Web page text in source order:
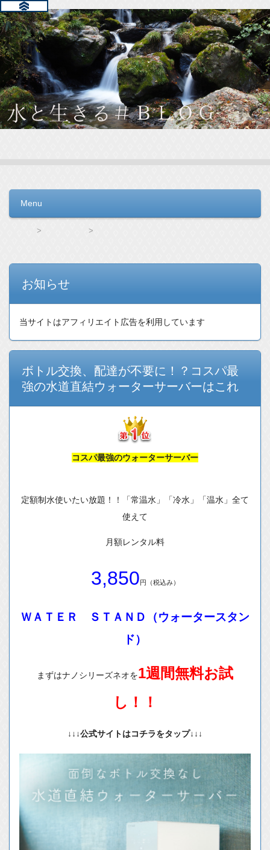
Menu
コンテンツへ移動
お知らせ
当サイトはアフィリエイト広告を利用しています
ボトル交換、配達が不要に！？コスパ最
強の水道直結ウォーターサーバーはこれ
コスパ最強のウォーターサーバー
定額制水使いたい放題！！「常温水」「冷水」「温水」全て
使えて
月額レンタル料
3,850円（税込み）
ＷＡＴＥＲ ＳＴＡＮＤ（ウォータースタン
ド）
まずはナノシリーズネオを1週間無料お試
し！！
↓↓↓公式サイトはコチラをタップ↓↓↓